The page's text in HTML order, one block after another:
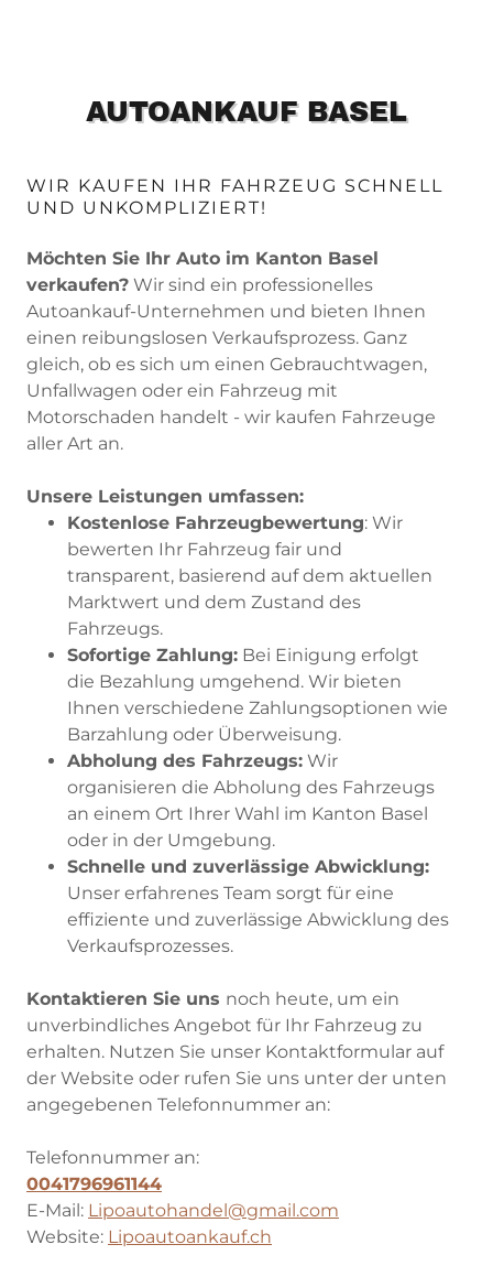
AUTOANKAUF BASEL
WIR KAUFEN IHR FAHRZEUG SCHNELL
UND UNKOMPLIZIERT!
Möchten Sie Ihr Auto im Kanton Basel
verkaufen? Wir sind ein professionelles
Autoankauf-Unternehmen und bieten Ihnen
einen reibungslosen Verkaufsprozess. Ganz
gleich, ob es sich um einen Gebrauchtwagen,
Unfallwagen oder ein Fahrzeug mit
Motorschaden handelt - wir kaufen Fahrzeuge
aller Art an.
Unsere Leistungen umfassen:
Kostenlose Fahrzeugbewertung: Wir
bewerten Ihr Fahrzeug fair und
transparent, basierend auf dem aktuellen
Marktwert und dem Zustand des
Fahrzeugs.
Sofortige Zahlung:Bei Einigung erfolgt
die Bezahlung umgehend. Wir bieten
Ihnen verschiedene Zahlungsoptionen wie
Barzahlung oder Überweisung.
Abholung des Fahrzeugs:Wir
organisieren die Abholung des Fahrzeugs
an einem Ort Ihrer Wahl im Kanton Basel
oder in der Umgebung.
Schnelle und zuverlässige Abwicklung:
Unser erfahrenes Team sorgt für eine
effiziente und zuverlässige Abwicklung des
Verkaufsprozesses.
Kontaktieren Sie uns noch heute, um ein
unverbindliches Angebot für Ihr Fahrzeug zu
erhalten. Nutzen Sie unser Kontaktformular auf
der Website oder rufen Sie uns unter der unten
angegebenen Telefonnummer an:
Telefonnummer an:
0041796961144
E-Mail: Lipoautohandel@gmail.com
Website: Lipoautoankauf.ch